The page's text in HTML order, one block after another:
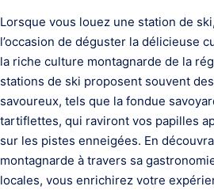
Lorsque vous louez une station de
l’occasion de déguster la délicieuse
la riche culture montagnarde de la
stations de ski proposent souvent
savoureux, tels que la fondue
tartiflettes, qui raviront vos papilles
sur les pistes enneigées. En
montagnarde à travers sa
locales, vous enrichirez votre